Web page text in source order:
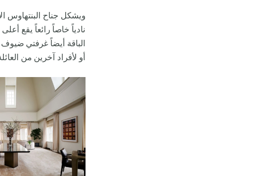
ويشكل جناح البنتهاوس
نادياً خاصاً رائعاً يقع
الباقة أيضاً غرفتي
أو لأفراد آخرين من